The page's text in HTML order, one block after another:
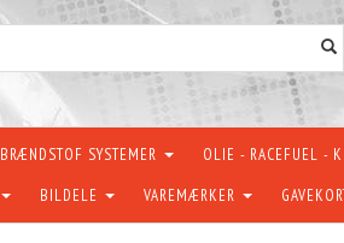
BRÆNDSTOF SYSTEMER OLIE - RACEFUEL -
BILDELE VAREMÆRKER